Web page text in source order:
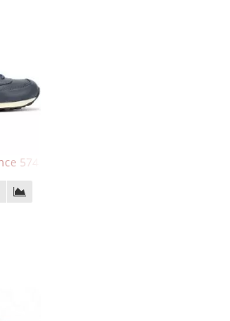
574 Classic Blue White Leather